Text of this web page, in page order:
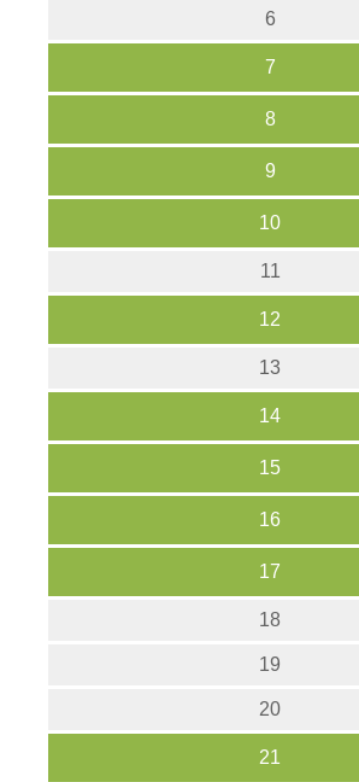
6
7
8
9
10
11
12
13
14
15
16
17
18
19
20
21